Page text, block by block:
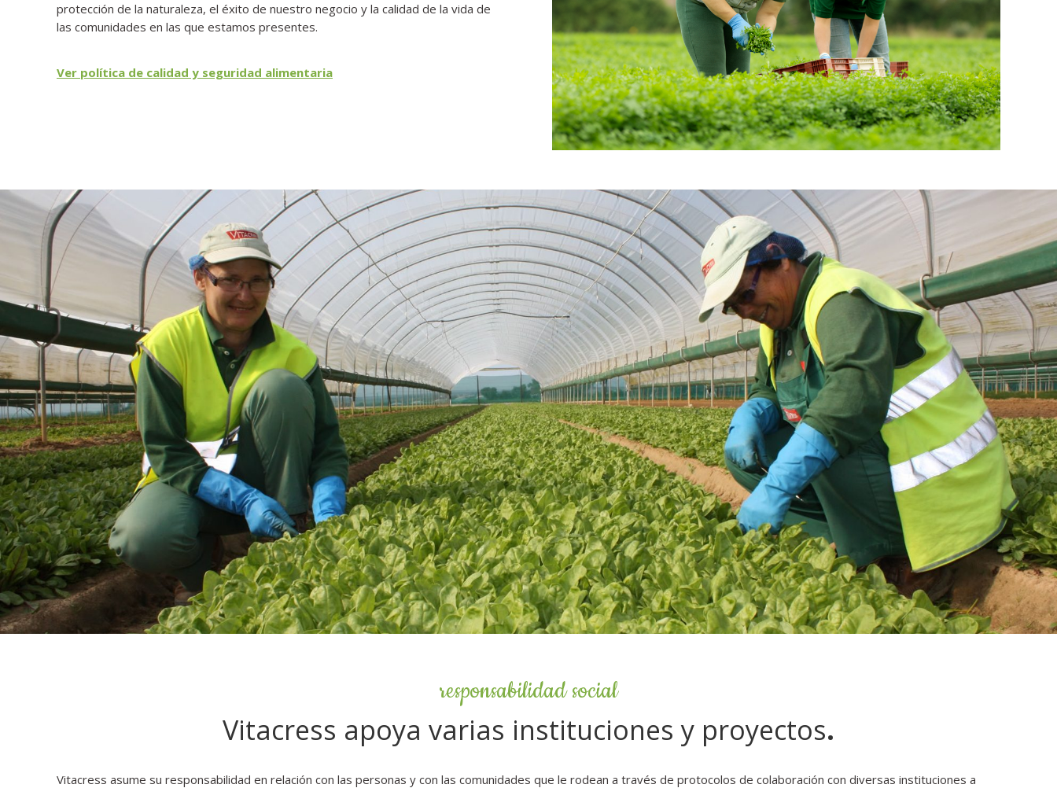
protección de la naturaleza, el éxito de nuestro negocio y la calidad de la vida de
las comunidades en las que estamos presentes.
Ver política de calidad y seguridad alimentaria
responsabilidad social
Vitacress apoya varias instituciones y proyectos.
Vitacress asume su responsabilidad en relación con las personas y con las comunidades que le rodean a través de protocolos de colaboración con diversas instituciones a